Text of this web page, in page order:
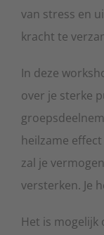
van stress en
kracht te
In deze
over je sterke
heilzame
zal je
versterken. Je
Het is